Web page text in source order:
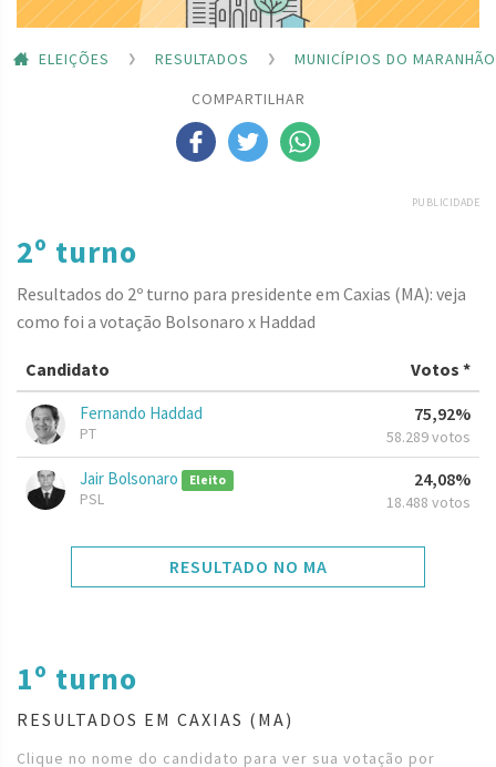
ELEIÇÕES RESULTADOS
MUNICÍPIOS DO MARANHÃO
COMPARTILHAR
PUBLICIDADE
2º turno
Resultados do 2º turno para presidente em Caxias (MA): veja
como foi a votação Bolsonaro x Haddad
Candidato Votos *
Fernando Haddad
PT
75,92%
58.289 votos
Jair Bolsonaro Eleito
PSL
24,08%
18.488 votos
RESULTADO NO MA
1º turno
RESULTADOS EM CAXIAS (MA)
Clique no nome do candidato para ver sua votação por